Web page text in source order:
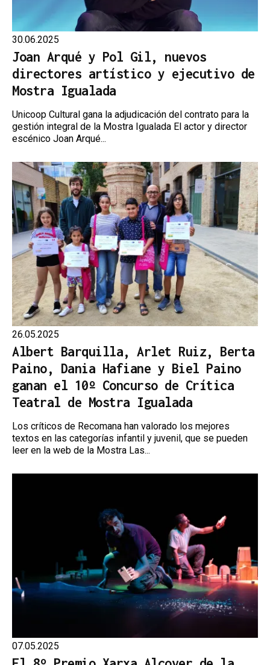
30.06.2025
Joan Arqué y Pol Gil, nuevos
directores artístico y ejecutivo de
Mostra Igualada
Unicoop Cultural gana la adjudicación del contrato para la
gestión integral de la Mostra Igualada El actor y director
escénico Joan Arqué...
26.05.2025
Albert Barquilla, Arlet Ruiz, Berta
Paino, Dania Hafiane y Biel Paino
ganan el 10º Concurso de Crítica
Teatral de Mostra Igualada
Los críticos de Recomana han valorado los mejores
textos en las categorías infantil y juvenil, que se pueden
leer en la web de la Mostra Las...
07.05.2025